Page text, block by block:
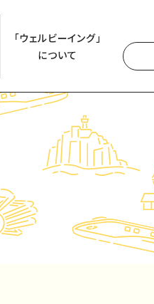
「ウェルビーイング」
について